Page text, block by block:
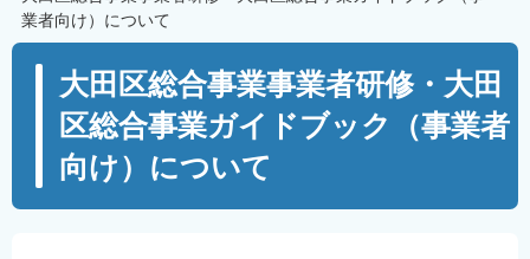
業者向け）について
大田区総合事業事業者研修・大田
区総合事業ガイドブック（事業者
向け）について